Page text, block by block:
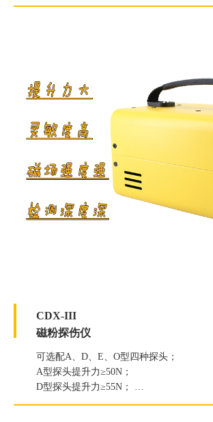
CDX-III
磁粉探伤仪
可选配A、D、E、O型四种探头；
A型探头提升力≥50N；
D型探头提升力≥55N；